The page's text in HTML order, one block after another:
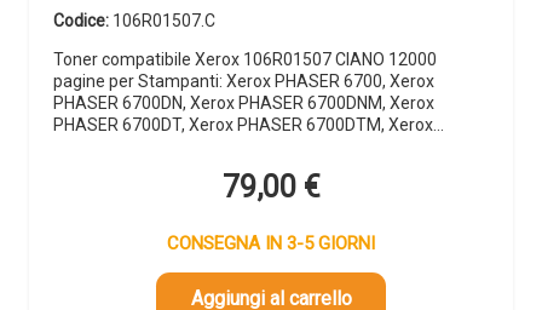
Codice: 106R01507.C
Toner compatibile Xerox 106R01507 CIANO 12000
pagine per Stampanti: Xerox PHASER 6700, Xerox
PHASER 6700DN, Xerox PHASER 6700DNM, Xerox
PHASER 6700DT, Xerox PHASER 6700DTM, Xerox…
79,00 €
CONSEGNA IN 3-5 GIORNI
Aggiungi al carrello